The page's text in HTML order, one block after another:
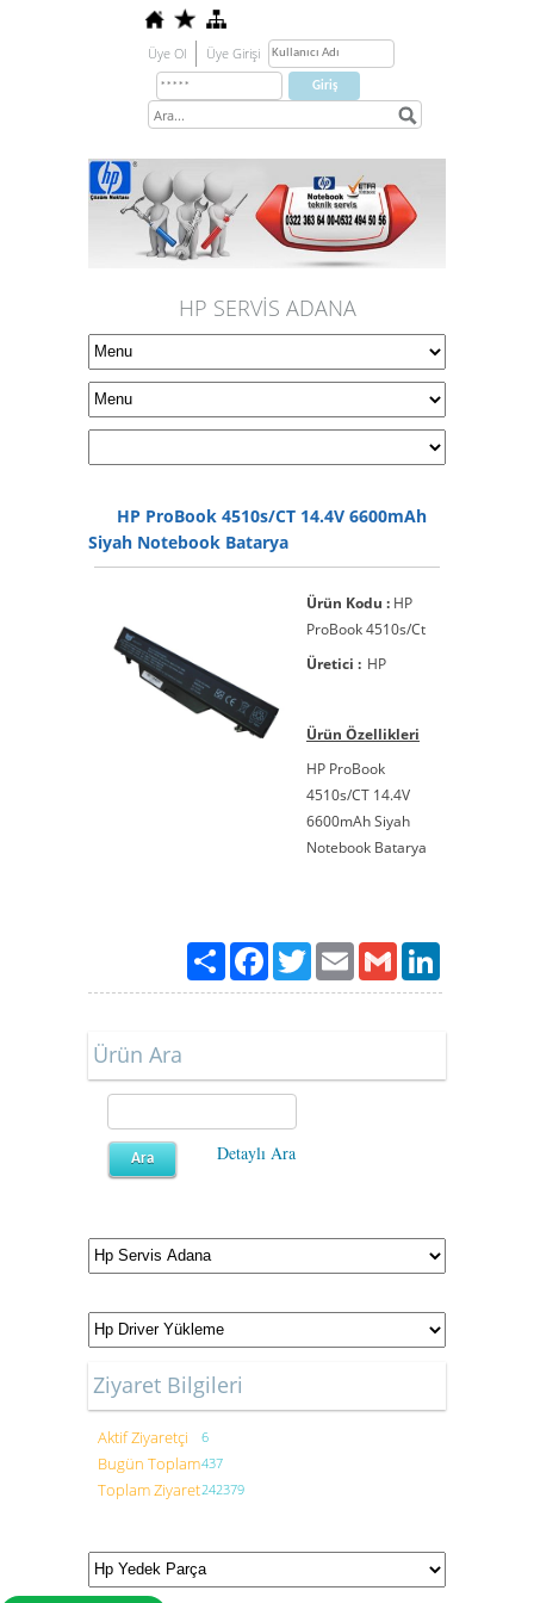
Üye Ol Üye Girişi
HP SERVİS ADANA
HP ProBook 4510s/CT 14.4V 6600mAh
Siyah Notebook Batarya
Ürün Kodu : HP
ProBook 4510s/Ct
Üretici : HP
Ürün Özellikleri
HP ProBook
4510s/CT 14.4V
6600mAh Siyah
Notebook Batarya
PaylaşFacebook
TwitterEmailGmail
Ürün Ara
Detaylı Ara
Ziyaret Bilgileri
Aktif Ziyaretçi 6
Bugün Toplam437
Toplam Ziyaret242379